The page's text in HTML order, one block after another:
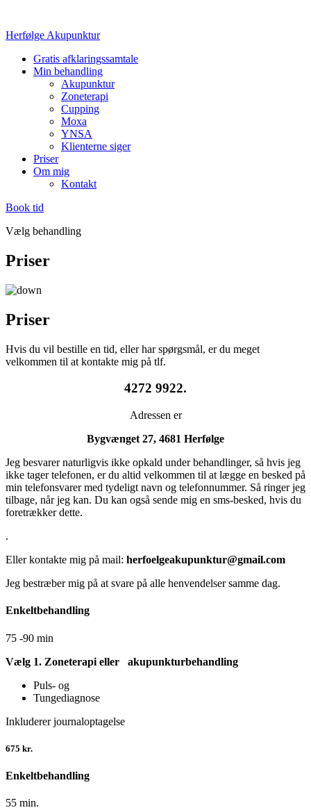
Herfølge Akupunktur
Gratis afklaringssamtale
Min behandling
Akupunktur
Zoneterapi
Cupping
Moxa
YNSA
Klienterne siger
Priser
Om mig
Kontakt
Book tid
Vælg behandling
Priser
Priser
Hvis du vil bestille en tid, eller har spørgsmål, er du meget
velkommen til at kontakte mig på tlf.
4272 9922.
Adressen er
Bygvænget 27, 4681 Herfølge
Jeg besvarer naturligvis ikke opkald under behandlinger, så hvis jeg
ikke tager telefonen, er du altid velkommen til at lægge en besked på
min telefonsvarer med tydeligt navn og telefonnummer. Så ringer jeg
tilbage, når jeg kan. Du kan også sende mig en sms-besked, hvis du
foretrækker dette.
.
Eller kontakte mig på mail: herfoelgeakupunktur@gmail.com
Jeg bestræber mig på at svare på alle henvendelser samme dag.
Enkeltbehandling
75 -90 min
Vælg 1. Zoneterapi eller akupunkturbehandling
Puls- og
Tungediagnose
Inkluderer journaloptagelse
675 kr.
Enkeltbehandling
55 min.